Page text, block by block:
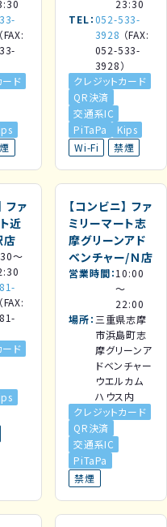
（FAX:
ード
23:30
TEL 052-533-
3928 （FAX:
052-533-
3928）
クレジットカード
QR決済
交通系IC
PiTaPa
Kips
Wi-Fi
禁煙
ファ
近
店
～
（FAX:
ード
【コンビニ】 ファ
ミリーマート志
摩グリーンアド
ベンチャー/Ｎ店
営業時間 10:00
～
22:00
場所 三重県志摩
市浜島町志
摩グリーンア
ドベンチャー
ウエルカム
ハウス内
クレジットカード
QR決済
交通系IC
PiTaPa
禁煙